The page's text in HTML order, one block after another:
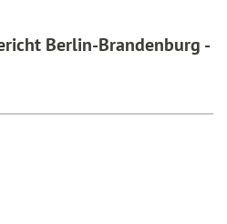
Berlin-Brandenburg -